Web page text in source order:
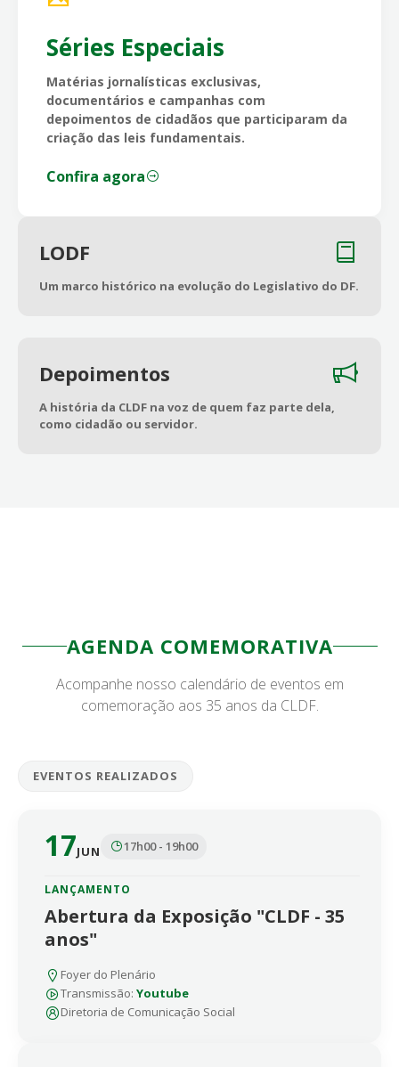
Séries Especiais
Matérias jornalísticas exclusivas,
documentários e campanhas com
depoimentos de cidadãos que participaram da
criação das leis fundamentais.
Confira agora
LODF
Um marco histórico na evolução do Legislativo do DF.
Depoimentos
A história da CLDF na voz de quem faz parte dela,
como cidadão ou servidor.
AGENDA COMEMORATIVA
Acompanhe nosso calendário de eventos em
comemoração aos 35 anos da CLDF.
EVENTOS REALIZADOS
17JUN 17h00 - 19h00
LANÇAMENTO
Abertura da Exposição "CLDF - 35
anos"
Foyer do Plenário
Transmissão: Youtube
Diretoria de Comunicação Social